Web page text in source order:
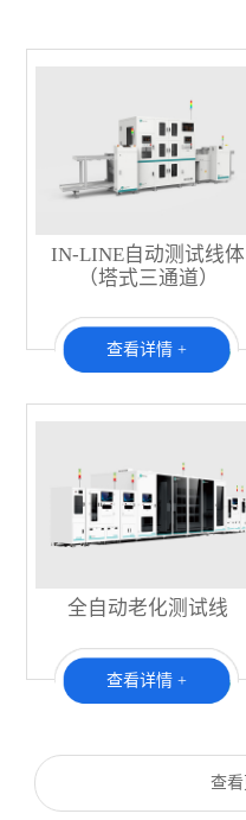
IN-LINE自动测试线体
（塔式三通道）
查看详情 +
全自动老化测试线
查看详情 +
查